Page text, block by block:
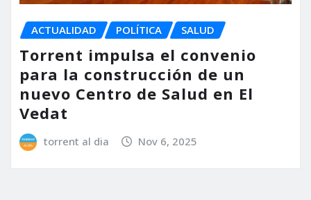
ACTUALIDAD POLÍTICA SALUD
Torrent impulsa el convenio
para la construcción de un
nuevo Centro de Salud en El
Vedat
torrent al dia Nov 6, 2025